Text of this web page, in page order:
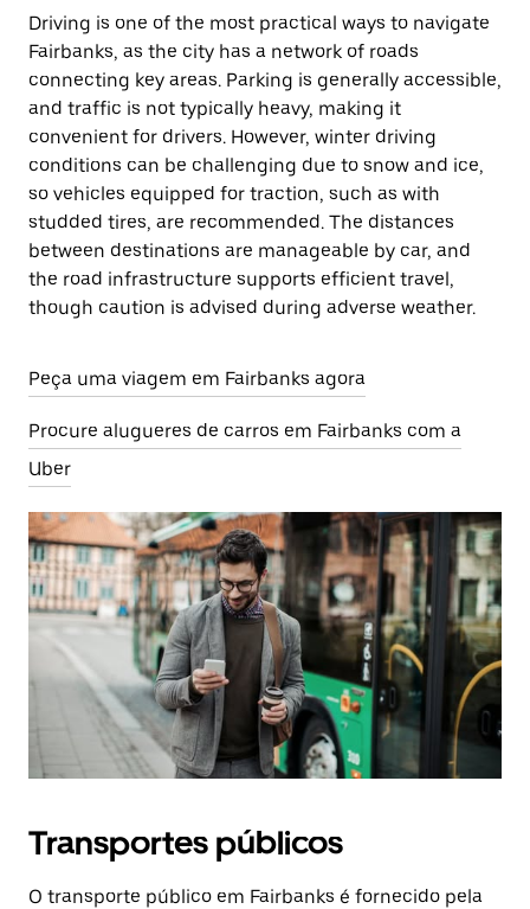
Driving is one of the most practical ways to navigate
Fairbanks, as the city has a network of roads
connecting key areas. Parking is generally accessible,
and traffic is not typically heavy, making it
convenient for drivers. However, winter driving
conditions can be challenging due to snow and ice,
so vehicles equipped for traction, such as with
studded tires, are recommended. The distances
between destinations are manageable by car, and
the road infrastructure supports efficient travel,
though caution is advised during adverse weather.
Peça uma viagem em Fairbanks agora
Procure alugueres de carros em Fairbanks com a
Uber
Transportes públicos
O transporte público em Fairbanks é fornecido pela